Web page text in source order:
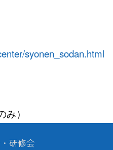
syonen_sodan.html
）
研修会